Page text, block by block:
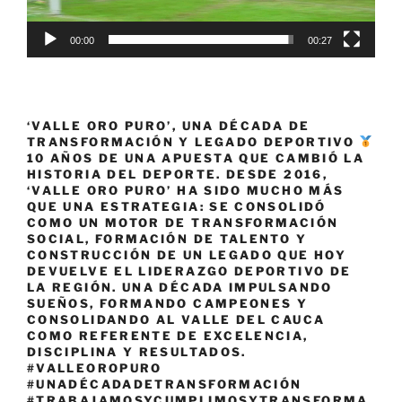
00:00 00:27
‘VALLE ORO PURO’, UNA DÉCADA DE
TRANSFORMACIÓN Y LEGADO DEPORTIVO
10 AÑOS DE UNA APUESTA QUE CAMBIÓ LA
HISTORIA DEL DEPORTE. DESDE 2016,
‘VALLE ORO PURO’ HA SIDO MUCHO MÁS
QUE UNA ESTRATEGIA: SE CONSOLIDÓ
COMO UN MOTOR DE TRANSFORMACIÓN
SOCIAL, FORMACIÓN DE TALENTO Y
CONSTRUCCIÓN DE UN LEGADO QUE HOY
DEVUELVE EL LIDERAZGO DEPORTIVO DE
LA REGIÓN. UNA DÉCADA IMPULSANDO
SUEÑOS, FORMANDO CAMPEONES Y
CONSOLIDANDO AL VALLE DEL CAUCA
COMO REFERENTE DE EXCELENCIA,
DISCIPLINA Y RESULTADOS.
#VALLEOROPURO
#UNADÉCADADETRANSFORMACIÓN